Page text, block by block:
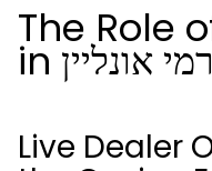
The Role
Live Dealer